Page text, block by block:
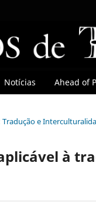
Notícias Ahead of
Tradução e
à